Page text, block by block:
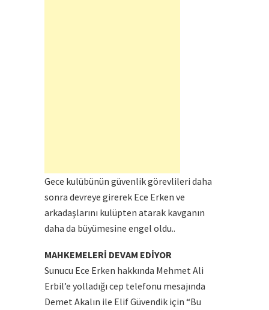
Gece kulübünün güvenlik görevlileri daha
sonra devreye girerek Ece Erken ve
arkadaşlarını kulüpten atarak kavganın
daha da büyümesine engel oldu..
MAHKEMELERİ DEVAM EDİYOR
Sunucu Ece Erken hakkında Mehmet Ali
Erbil’e yolladığı cep telefonu mesajında
Demet Akalın ile Elif Güvendik için “Bu